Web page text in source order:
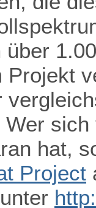
Projekt
hat,
Project